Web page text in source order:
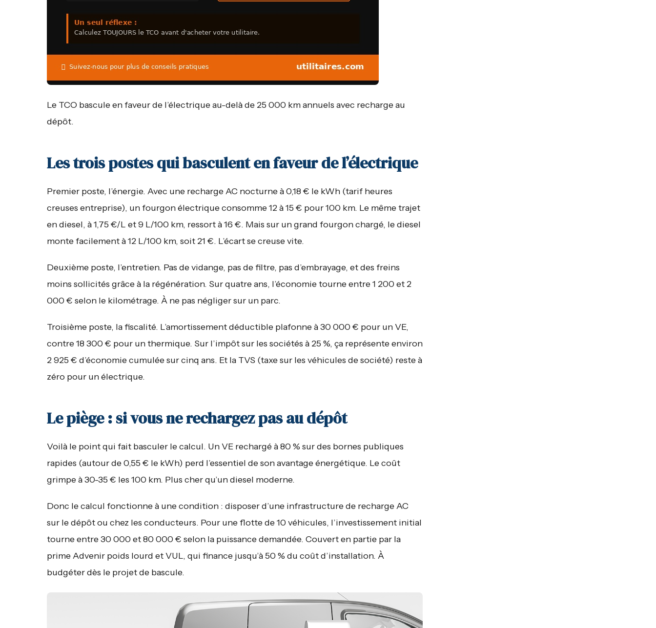
Le TCO bascule en faveur de l’électrique au-delà de 25 000 km annuels avec recharge au
dépôt.
Les trois postes qui basculent en faveur de l’électrique
Premier poste, l’énergie. Avec une recharge AC nocturne à 0,18 € le kWh (tarif heures
creuses entreprise), un fourgon électrique consomme 12 à 15 € pour 100 km. Le même trajet
en diesel, à 1,75 €/L et 9 L/100 km, ressort à 16 €. Mais sur un grand fourgon chargé, le diesel
monte facilement à 12 L/100 km, soit 21 €. L’écart se creuse vite.
Deuxième poste, l’entretien. Pas de vidange, pas de filtre, pas d’embrayage, et des freins
moins sollicités grâce à la régénération. Sur quatre ans, l’économie tourne entre 1 200 et 2
000 € selon le kilométrage. À ne pas négliger sur un parc.
Troisième poste, la fiscalité. L’amortissement déductible plafonne à 30 000 € pour un VE,
contre 18 300 € pour un thermique. Sur l’impôt sur les sociétés à 25 %, ça représente environ
2 925 € d’économie cumulée sur cinq ans. Et la TVS (taxe sur les véhicules de société) reste à
zéro pour un électrique.
Le piège : si vous ne rechargez pas au dépôt
Voilà le point qui fait basculer le calcul. Un VE rechargé à 80 % sur des bornes publiques
rapides (autour de 0,55 € le kWh) perd l’essentiel de son avantage énergétique. Le coût
grimpe à 30-35 € les 100 km. Plus cher qu’un diesel moderne.
Donc le calcul fonctionne à une condition : disposer d’une infrastructure de recharge AC
sur le dépôt ou chez les conducteurs. Pour une flotte de 10 véhicules, l’investissement initial
tourne entre 30 000 et 80 000 € selon la puissance demandée. Couvert en partie par la
prime Advenir poids lourd et VUL, qui finance jusqu’à 50 % du coût d’installation. À
budgéter dès le projet de bascule.